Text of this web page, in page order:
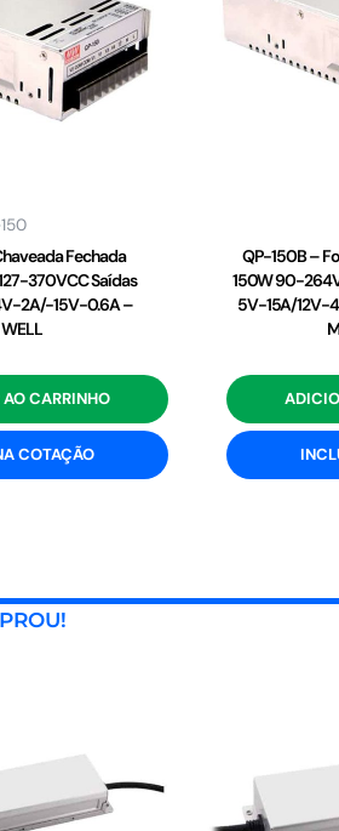
Fechada
370VCC Saídas
2A/-15V-0.6A –
CARRINHO
COTAÇÃO
QP-150B –
150W 90-
5V-15A/